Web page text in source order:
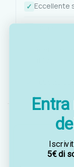
Eccellente
Aderisce
utilizzati
Tubetto
5€ di